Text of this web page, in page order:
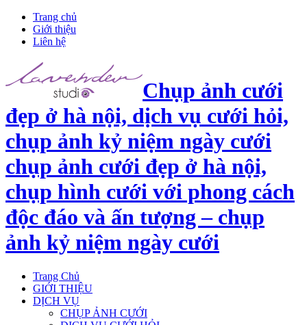
Trang chủ
Giới thiệu
Liên hệ
Chụp ảnh cưới
đẹp ở hà nội, dịch vụ cưới hỏi,
chụp ảnh kỷ niệm ngày cưới
chụp ảnh cưới đẹp ở hà nội,
chụp hình cưới với phong cách
độc đáo và ấn tượng – chụp
ảnh kỷ niệm ngày cưới
Trang Chủ
GIỚI THIỆU
DỊCH VỤ
CHỤP ẢNH CƯỚI